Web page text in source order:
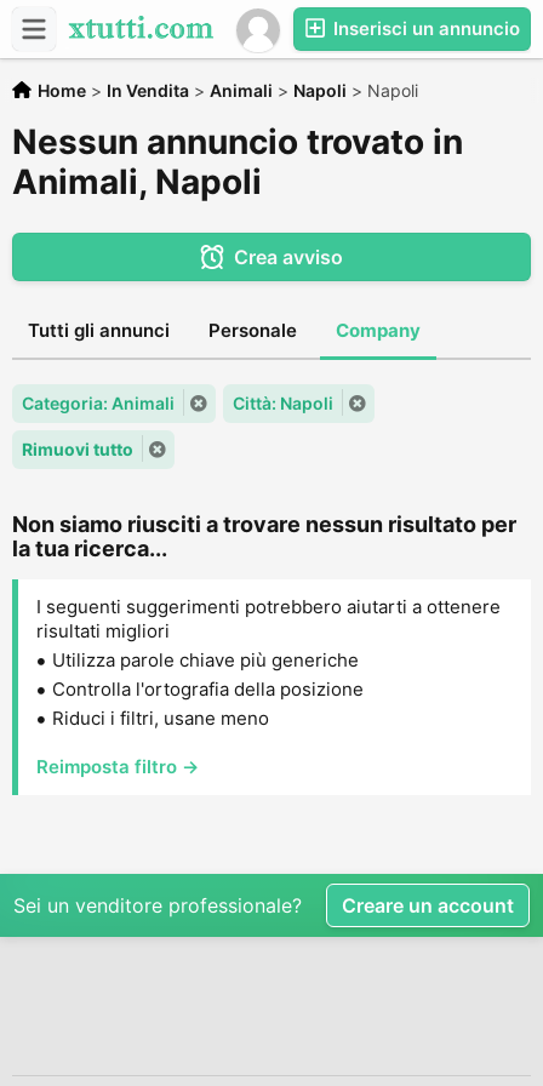
Inserisci un annuncio
Home > In Vendita > Animali > Napoli > Napoli
Nessun annuncio trovato in
Animali, Napoli
Crea avviso
Tutti gli annunci Personale Company
Categoria: Animali Città: Napoli
Rimuovi tutto
Non siamo riusciti a trovare nessun risultato per
la tua ricerca...
I seguenti suggerimenti potrebbero aiutarti a ottenere
risultati migliori
Utilizza parole chiave più generiche
Controlla l'ortografia della posizione
Riduci i filtri, usane meno
Reimposta filtro →
Sei un venditore professionale? Creare un account